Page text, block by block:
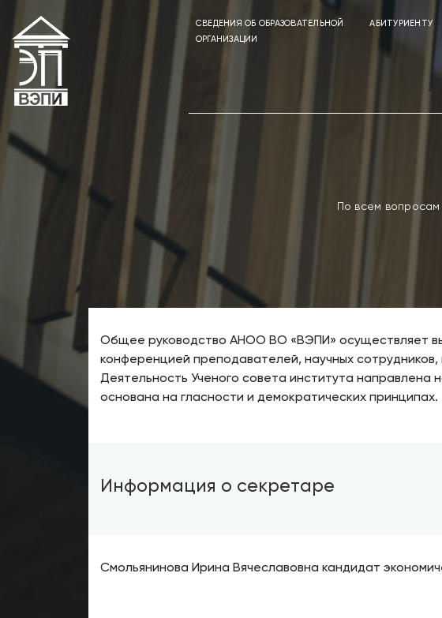
СВЕДЕНИЯ ОБ ОБРАЗОВАТЕЛЬНОЙ
ОРГАНИЗАЦИИ
АБИТУРИЕНТУ
По всем
Общее руководство АНОО ВО «ВЭПИ» осуществляет
конференцией преподавателей, научных
Деятельность Ученого совета института направлена
основана на гласности и демократических принципах.
Информация о секретаре
Смольянинова Ирина Вячеславовна кандидат